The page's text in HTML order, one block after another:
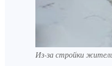
Из-за стройки